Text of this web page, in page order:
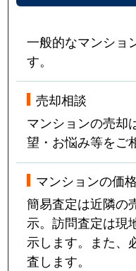
一般的なマンショ
す。
売却相談
マンションの売却
望・お悩み等をご
マンションの価
簡易査定は近隣の
示。訪問査定は現
示します。また、
査します。